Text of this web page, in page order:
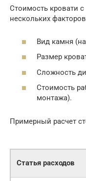
Стоимость кровати
нескольких
Вид камня
Размер
Сложность
Стоимость
монтажа).
Примерный расчет
Статья расходов